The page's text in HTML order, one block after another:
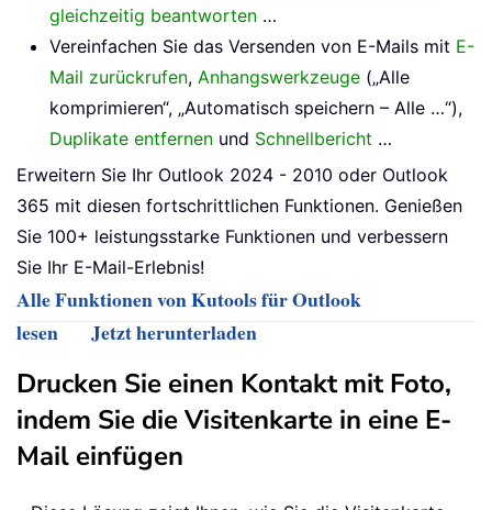
gleichzeitig beantworten …
Vereinfachen Sie das Versenden von E-Mails mit E-
Mail zurückrufen, Anhangswerkzeuge („Alle
komprimieren“, „Automatisch speichern – Alle …“),
Duplikate entfernen und Schnellbericht …
Erweitern Sie Ihr Outlook 2024 - 2010 oder Outlook
365 mit diesen fortschrittlichen Funktionen. Genießen
Sie 100+ leistungsstarke Funktionen und verbessern
Sie Ihr E-Mail-Erlebnis!
Alle Funktionen von Kutools für Outlook
lesen
Jetzt herunterladen
Drucken Sie einen Kontakt mit Foto,
indem Sie die Visitenkarte in eine E-
Mail einfügen